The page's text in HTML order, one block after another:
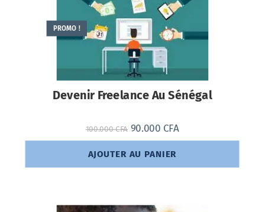
PROMO !
Devenir Freelance Au Sénégal
100.000CFA 90.000 CFA
AJOUTER AU PANIER